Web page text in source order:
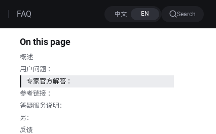
FAQ Search
On this page
概述
用户问题 ：
专家官方解答 ：
参考链接 ：
答疑服务说明：
另：
反馈